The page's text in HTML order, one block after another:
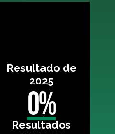
Resultado de
2025
0%
Resultados